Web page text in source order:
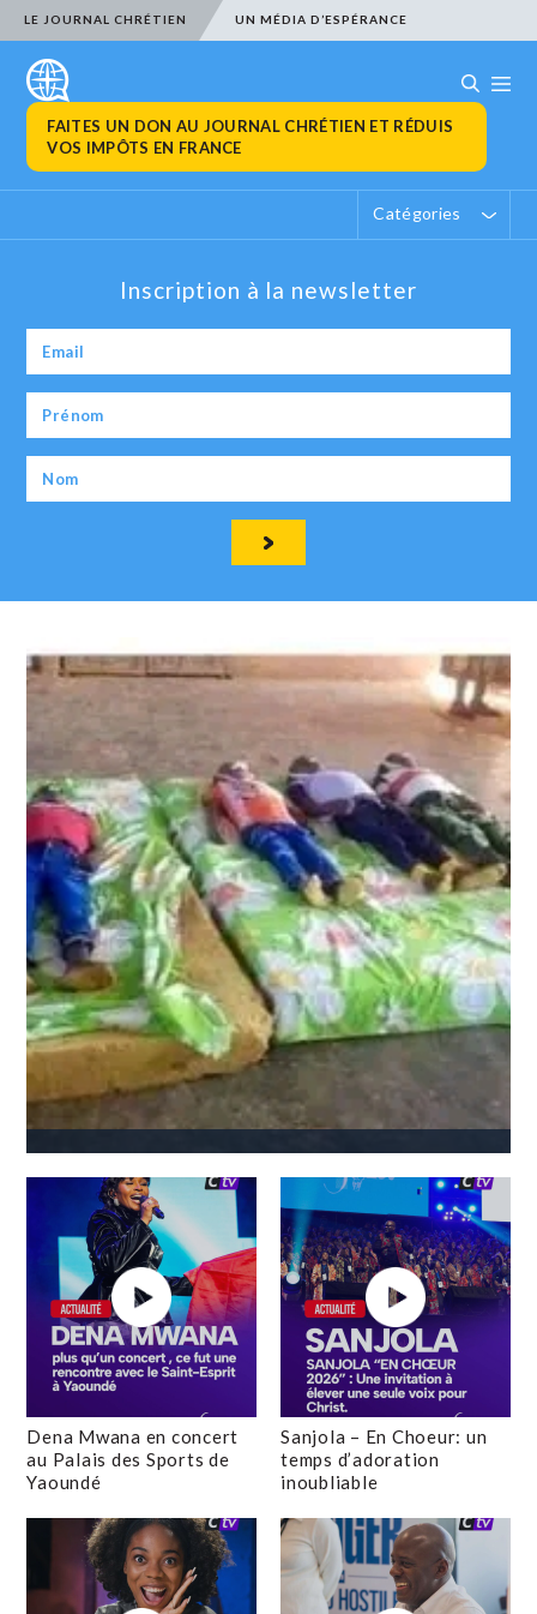
LE JOURNAL CHRÉTIEN UN MÉDIA D’ESPÉRANCE
FAITES UN DON AU JOURNAL CHRÉTIEN ET RÉDUIS
VOS IMPÔTS EN FRANCE
Catégories
Inscription à la newsletter
Dena Mwana en concert
au Palais des Sports de
Yaoundé
Sanjola – En Choeur: un
temps d’adoration
inoubliable